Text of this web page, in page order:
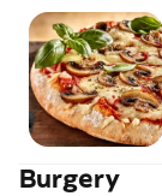
Burgery